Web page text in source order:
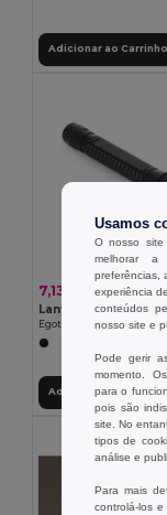
Adicionar ao Carrinho
7,13 €
Lanterna em
Egotier 94738
Adicionar ao Carrinho
Usamos
O nosso site
melhorar a
preferências,
experiência
conteúdos
nosso site e
Pode gerir
momento.
para o
pois são
site. No
tipos de
análise e
Para mais
controlá-los